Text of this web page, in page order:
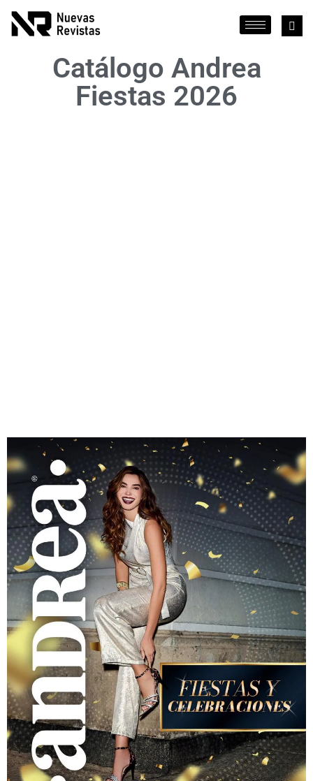
Catálogo Andrea
Fiestas 2026